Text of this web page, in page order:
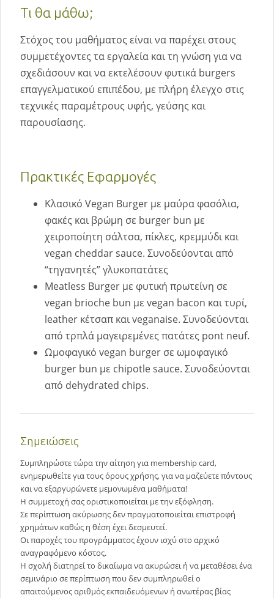
Τι θα μάθω;
Στόχος του μαθήματος είναι να παρέχει στους
συμμετέχοντες τα εργαλεία και τη γνώση για να
σχεδιάσουν και να εκτελέσουν φυτικά burgers
επαγγελματικού επιπέδου, με πλήρη έλεγχο στις
τεχνικές παραμέτρους υφής, γεύσης και
παρουσίασης.
Πρακτικές Εφαρμογές
Κλασικό Vegan Burger με μαύρα φασόλια,
φακές και βρώμη σε burger bun με
χειροποίητη σάλτσα, πίκλες, κρεμμύδι και
vegan cheddar sauce. Συνοδεύονται από
“τηγανητές” γλυκοπατάτες
Meatless Burger με φυτική πρωτείνη σε
vegan brioche bun με vegan bacon και τυρί,
leather κέτσαπ και veganaise. Συνοδεύονται
από τρπλά μαγειρεμένες πατάτες pont neuf.
Ωμοφαγικό vegan burger σε ωμοφαγικό
burger bun με chipotle sauce. Συνοδεύονται
από dehydrated chips.
Σημειώσεις
Συμπληρώστε τώρα την αίτηση για membership card,
ενημερωθείτε για τους όρους χρήσης, για να μαζεύετε πόντους
και να εξαργυρώνετε μεμονωμένα μαθήματα!
Η συμμετοχή σας οριστικοποιείται με την εξόφληση.
Σε περίπτωση ακύρωσης δεν πραγματοποιείται επιστροφή
χρημάτων καθώς η θέση έχει δεσμευτεί.
Οι παροχές του προγράμματος έχουν ισχύ στο αρχικό
αναγραφόμενο κόστος.
Η σχολή διατηρεί το δικαίωμα να ακυρώσει ή να μεταθέσει ένα
σεμινάριο σε περίπτωση που δεν συμπληρωθεί ο
απαιτούμενος αριθμός εκπαιδευόμενων ή ανωτέρας βίας